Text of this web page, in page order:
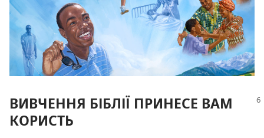
ВИВЧЕННЯ БІБЛІЇ ПРИНЕСЕ ВАМ
КОРИСТЬ